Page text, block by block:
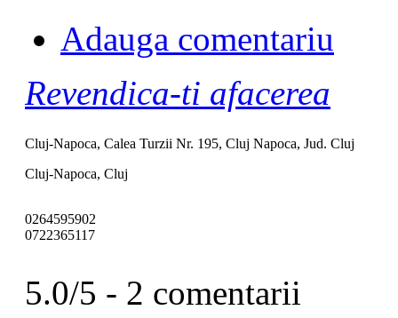
Adauga comentariu
Revendica-ti afacerea
Cluj-Napoca, Calea Turzii Nr. 195, Cluj Napoca, Jud. Cluj
Cluj-Napoca, Cluj
0264595902
0722365117
5.0/5 - 2 comentarii